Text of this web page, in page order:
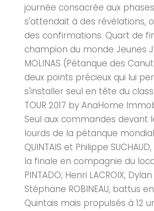
journée consacrée aux
s'attendait à des révélations,
des confirmations. Quart de
champion du monde Jeunes
MOLINAS (Pétanque des
deux points précieux qui lui
s'installer seul en tête du
TOUR 2017 by AnaHome
Seul aux commandes devant
lourds de la pétanque
QUINTAIS et Philippe
la finale en compagnie du
PINTADO; Henri LACROIX,
Stéphane ROBINEAU, battus
Quintais mais propulsés à 12